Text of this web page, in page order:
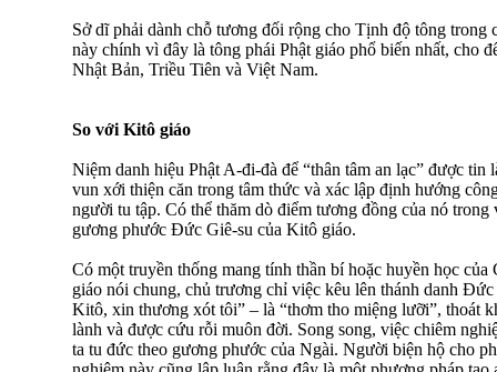
Sở dĩ phải dành chỗ tương đối rộng cho Tịnh độ tông trong
này chính vì đây là tông phái Phật giáo phổ biến nhất, cho
Nhật Bản, Triều Tiên và Việt Nam.
So với Kitô giáo
Niệm danh hiệu Phật A-đi-đà để “thân tâm an lạc” được tin
vun xới thiện căn trong tâm thức và xác lập định hướng
người tu tập. Có thể thăm dò điểm tương đồng của nó trong
gương phước Ðức Giê-su của Kitô giáo.
Có một truyền thống mang tính thần bí hoặc huyền học
giáo nói chung, chủ trương chỉ việc kêu lên thánh danh
Kitô, xin thương xót tôi” – là “thơm tho miệng lưỡi”, thoát
lành và được cứu rỗi muôn đời. Song song, việc chiêm
ta tu đức theo gương phước của Ngài. Người biện hộ cho